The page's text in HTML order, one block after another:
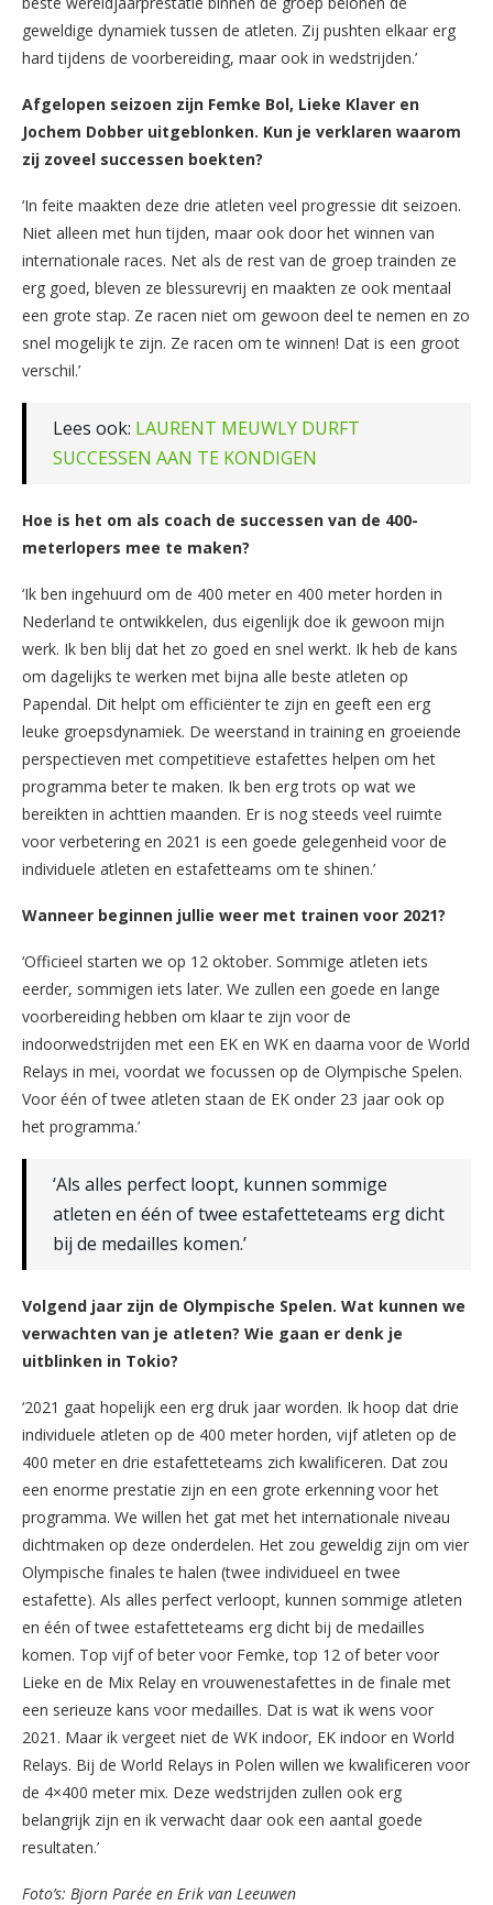
geweldige dynamiek tussen de atleten. Zij pushten elkaar erg
hard tijdens de voorbereiding, maar ook in wedstrijden.’
Afgelopen seizoen zijn Femke Bol, Lieke Klaver en
Jochem Dobber uitgeblonken. Kun je verklaren waarom
zij zoveel successen boekten?
‘In feite maakten deze drie atleten veel progressie dit seizoen.
Niet alleen met hun tijden, maar ook door het winnen van
internationale races. Net als de rest van de groep trainden ze
erg goed, bleven ze blessurevrij en maakten ze ook mentaal
een grote stap. Ze racen niet om gewoon deel te nemen en zo
snel mogelijk te zijn. Ze racen om te winnen! Dat is een groot
verschil.’
Lees ook: LAURENT MEUWLY DURFT
SUCCESSEN AAN TE KONDIGEN
Hoe is het om als coach de successen van de 400-
meterlopers mee te maken?
‘Ik ben ingehuurd om de 400 meter en 400 meter horden in
Nederland te ontwikkelen, dus eigenlijk doe ik gewoon mijn
werk. Ik ben blij dat het zo goed en snel werkt. Ik heb de kans
om dagelijks te werken met bijna alle beste atleten op
Papendal. Dit helpt om efficiënter te zijn en geeft een erg
leuke groepsdynamiek. De weerstand in training en groeiende
perspectieven met competitieve estafettes helpen om het
programma beter te maken. Ik ben erg trots op wat we
bereikten in achttien maanden. Er is nog steeds veel ruimte
voor verbetering en 2021 is een goede gelegenheid voor de
individuele atleten en estafetteams om te shinen.’
Wanneer beginnen jullie weer met trainen voor 2021?
‘Officieel starten we op 12 oktober. Sommige atleten iets
eerder, sommigen iets later. We zullen een goede en lange
voorbereiding hebben om klaar te zijn voor de
indoorwedstrijden met een EK en WK en daarna voor de World
Relays in mei, voordat we focussen op de Olympische Spelen.
Voor één of twee atleten staan de EK onder 23 jaar ook op
het programma.’
‘Als alles perfect loopt, kunnen sommige
atleten en één of twee estafetteteams erg dicht
bij de medailles komen.’
Volgend jaar zijn de Olympische Spelen. Wat kunnen we
verwachten van je atleten? Wie gaan er denk je
uitblinken in Tokio?
‘2021 gaat hopelijk een erg druk jaar worden. Ik hoop dat drie
individuele atleten op de 400 meter horden, vijf atleten op de
400 meter en drie estafetteteams zich kwalificeren. Dat zou
een enorme prestatie zijn en een grote erkenning voor het
programma. We willen het gat met het internationale niveau
dichtmaken op deze onderdelen. Het zou geweldig zijn om vier
Olympische finales te halen (twee individueel en twee
estafette). Als alles perfect verloopt, kunnen sommige atleten
en één of twee estafetteteams erg dicht bij de medailles
komen. Top vijf of beter voor Femke, top 12 of beter voor
Lieke en de Mix Relay en vrouwenestafettes in de finale met
een serieuze kans voor medailles. Dat is wat ik wens voor
2021. Maar ik vergeet niet de WK indoor, EK indoor en World
Relays. Bij de World Relays in Polen willen we kwalificeren voor
de 4×400 meter mix. Deze wedstrijden zullen ook erg
belangrijk zijn en ik verwacht daar ook een aantal goede
resultaten.’
Foto’s: Bjorn Parée en Erik van Leeuwen